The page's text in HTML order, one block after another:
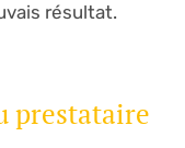
résultat.
prestataire